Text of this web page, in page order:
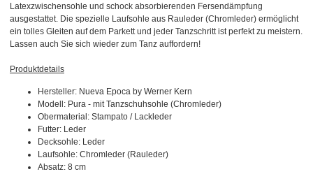
Latexzwischensohle und schock absorbierenden Fersendämpfung
ausgestattet. Die spezielle Laufsohle aus Rauleder (Chromleder) ermöglicht
ein tolles Gleiten auf dem Parkett und jeder Tanzschritt ist perfekt zu meistern.
Lassen auch Sie sich wieder zum Tanz auffordern!
Produktdetails
Hersteller: Nueva Epoca by Werner Kern
Modell: Pura - mit Tanzschuhsohle (Chromleder)
Obermaterial: Stampato / Lackleder
Futter: Leder
Decksohle: Leder
Laufsohle: Chromleder (Rauleder)
Absatz: 8 cm